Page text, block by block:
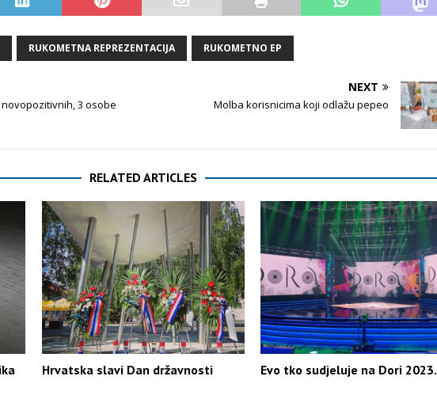
RUKOMETNA REPREZENTACIJA RUKOMETNO EP
novopozitivnih, 3 osobe
NEXT
Molba korisnicima koji odlažu pepeo
RELATED ARTICLES
Hrvatska slavi Dan državnosti Evo tko sudjeluje na Dori 2023.